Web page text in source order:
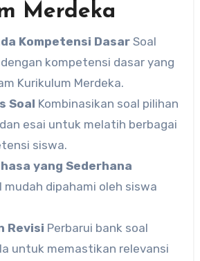
Merdeka
Kompetensi Dasar Soal
kompetensi dasar yang
Kurikulum Merdeka.
Soal Kombinasikan soal pilihan
esai untuk melatih berbagai
siswa.
yang Sederhana
mudah dipahami oleh siswa
Revisi Perbarui bank soal
untuk memastikan relevansi